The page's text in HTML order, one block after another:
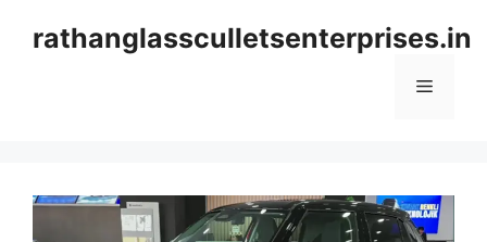
rathanglassculletsenterprises.in
Menu